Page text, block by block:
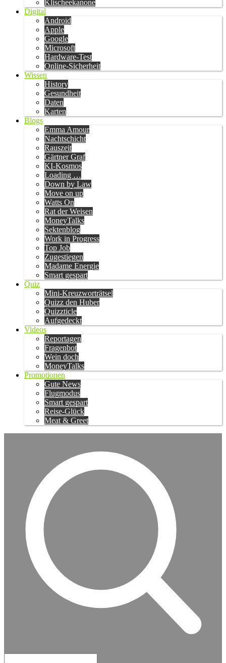
Klischeekanone
Digital
Android
Apple
Google
Microsoft
Hardware-Test
Online-Sicherheit
Wissen
History
Gesundheit
Daten
Karten
Blogs
Emma Amour
Nachtschicht
Rauszeit
Gärtner Graf
KI-Kosmos
Loading …
Down by Law
Move on up
Watts On
Rat der Weisen
MoneyTalks
Sektenblog
Work in Progress
Top Job
Zugestiegen
Madame Energie
Smart gespart
Quiz
Mini-Kreuzworträtsel
Quizz den Huber
Quizzticle
Aufgedeckt
Videos
Reportagen
Fragenbot
Wein doch
MoneyTalks
Promotionen
Gute News
Flugmodus
Smart gespart
Reise-Glück
Meat & Greet